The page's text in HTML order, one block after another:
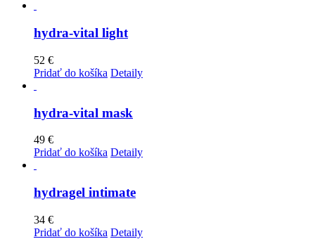
hydra-vital light
52 €
Pridať do košíka Detaily
hydra-vital mask
49 €
Pridať do košíka Detaily
hydragel intimate
34 €
Pridať do košíka Detaily